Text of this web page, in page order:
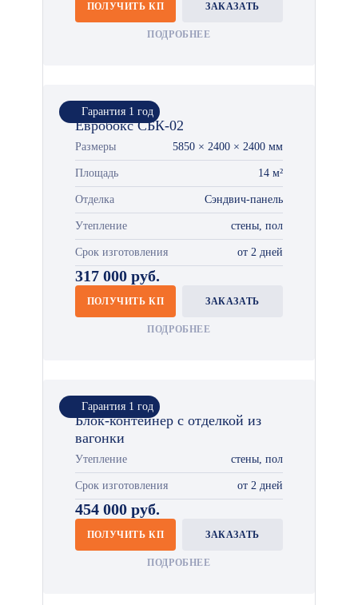
ПОЛУЧИТЬ КП ЗАКАЗАТЬ
ПОДРОБНЕЕ
Гарантия 1 год
Евробокс СБК-02
Размеры 5850 × 2400 × 2400 мм
Площадь 14 м²
Отделка Сэндвич-панель
Утепление стены, пол
Срок изготовления от 2 дней
317 000 руб.
ПОЛУЧИТЬ КП ЗАКАЗАТЬ
ПОДРОБНЕЕ
Гарантия 1 год
Блок-контейнер с отделкой из
вагонки
Утепление стены, пол
Срок изготовления от 2 дней
454 000 руб.
ПОЛУЧИТЬ КП ЗАКАЗАТЬ
ПОДРОБНЕЕ